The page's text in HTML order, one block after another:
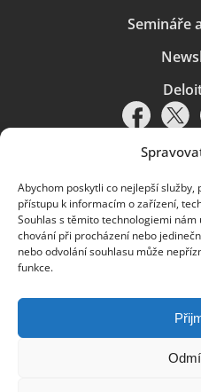
Abychom poskytli co nejlepší
přístupu k informacím o zařízení,
Souhlas s těmito technologiemi
chování při procházení nebo
nebo odvolání souhlasu může
funkce.
Semináře
Pravidla používání|Ochrana
Deloitte.cz
© 2026. Více informací najdete v
Deloitte označuje jednu či více
a přidružené subjekty (souhrnně
(rovněž označovaná jako „Deloitte
společností a jejich přidružených
právním subjektem, který není
za jinou z těchto členských